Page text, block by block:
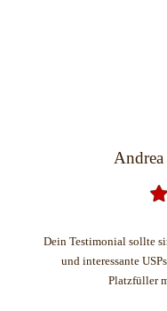
Dein Testimonial sollte
und interessante
Platzfüller